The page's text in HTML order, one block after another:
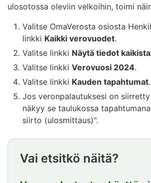
ulosotossa oleviin velkoihin, toimi
Valitse OmaVerosta osiosta
linkki Kaikki verovuodet.
Valitse linkki Näytä tiedot
Valitse linkki Verovuosi 2024.
Valitse linkki Kauden tapahtumat.
Jos veronpalautuksesi on
näkyy se taulukossa
siirto (ulosmittaus)".
Vai etsitkö näitä?